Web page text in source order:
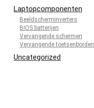
Laptopcomponenten
Beeldscherminverters
BIOS batterijen
Vervangende schermen
Vervangende toetsenborden
Uncategorized